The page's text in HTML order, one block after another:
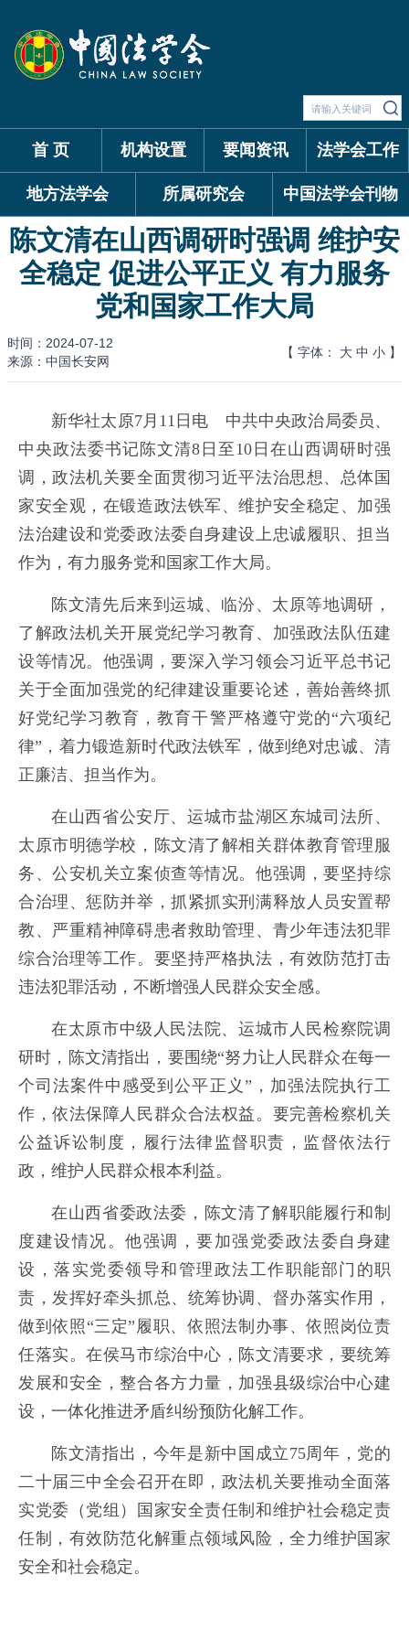
首 页 机构设置 要闻资讯 法学会工作
地方法学会 所属研究会 中国法学会刊物
陈文清在山西调研时强调 维护安
全稳定 促进公平正义 有力服务
党和国家工作大局
时间：2024-07-12
来源：中国长安网
【 字体： 大 中 小 】
新华社太原7月11日电 中共中央政治局委员、
中央政法委书记陈文清8日至10日在山西调研时强
调，政法机关要全面贯彻习近平法治思想、总体国
家安全观，在锻造政法铁军、维护安全稳定、加强
法治建设和党委政法委自身建设上忠诚履职、担当
作为，有力服务党和国家工作大局。
陈文清先后来到运城、临汾、太原等地调研，
了解政法机关开展党纪学习教育、加强政法队伍建
设等情况。他强调，要深入学习领会习近平总书记
关于全面加强党的纪律建设重要论述，善始善终抓
好党纪学习教育，教育干警严格遵守党的“六项纪
律”，着力锻造新时代政法铁军，做到绝对忠诚、清
正廉洁、担当作为。
在山西省公安厅、运城市盐湖区东城司法所、
太原市明德学校，陈文清了解相关群体教育管理服
务、公安机关立案侦查等情况。他强调，要坚持综
合治理、惩防并举，抓紧抓实刑满释放人员安置帮
教、严重精神障碍患者救助管理、青少年违法犯罪
综合治理等工作。要坚持严格执法，有效防范打击
违法犯罪活动，不断增强人民群众安全感。
在太原市中级人民法院、运城市人民检察院调
研时，陈文清指出，要围绕“努力让人民群众在每一
个司法案件中感受到公平正义”，加强法院执行工
作，依法保障人民群众合法权益。要完善检察机关
公益诉讼制度，履行法律监督职责，监督依法行
政，维护人民群众根本利益。
在山西省委政法委，陈文清了解职能履行和制
度建设情况。他强调，要加强党委政法委自身建
设，落实党委领导和管理政法工作职能部门的职
责，发挥好牵头抓总、统筹协调、督办落实作用，
做到依照“三定”履职、依照法制办事、依照岗位责
任落实。在侯马市综治中心，陈文清要求，要统筹
发展和安全，整合各方力量，加强县级综治中心建
设，一体化推进矛盾纠纷预防化解工作。
陈文清指出，今年是新中国成立75周年，党的
二十届三中全会召开在即，政法机关要推动全面落
实党委（党组）国家安全责任制和维护社会稳定责
任制，有效防范化解重点领域风险，全力维护国家
安全和社会稳定。